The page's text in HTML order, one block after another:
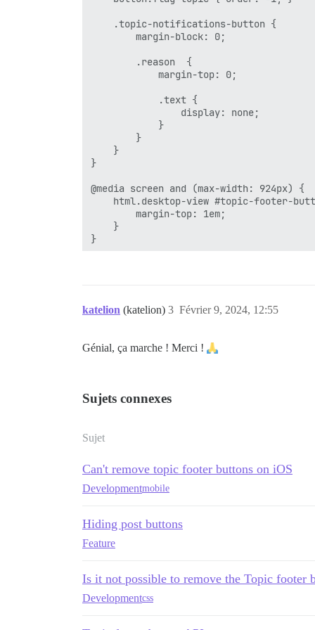
    .topic-notifications-button {
        margin-block: 0;
        .reason  {
            margin-top: 0;
            .text {
                display: none;
            }
        }
    }
}
@media screen and (max-width: 924px) {
html.desktop-view #topic-footer-
        margin-top: 1em;
    }
katelion (katelion) Février 9, 2024, 12:55
3
Génial, ça marche ! Merci !
Sujets connexes
Sujet
Can't remove topic footer buttons on iOS
Developmentmobile
Hiding post buttons
Feature
Is it not possible to remove the Topic footer
Developmentcss